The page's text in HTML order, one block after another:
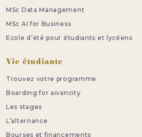
MSc Data Management
MSc AI for Business
Ecole d’été pour étudiants et lycéens
Vie étudiante
Trouvez votre programme
Boarding for aivancity
Les stages
L’alternance
Bourses et financements